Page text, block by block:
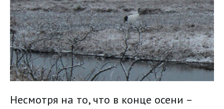
Несмотря на то, что в конце осени –